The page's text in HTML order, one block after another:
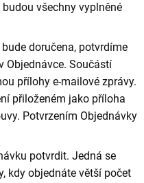
všechny vyplněné
doručena, potvrdíme
Objednávce. Součástí
přílohy e-mailové zprávy.
přiloženém jako příloha
Potvrzením Objednávky
potvrdit. Jedná se
kdy objednáte větší počet